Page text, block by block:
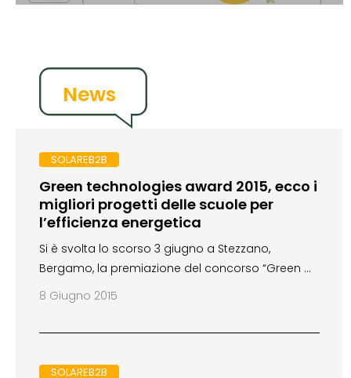
News
SOLAREB2B
Green technologies award 2015, ecco i
migliori progetti delle scuole per
l’efficienza energetica
Si è svolta lo scorso 3 giugno a Stezzano,
Bergamo, la premiazione del concorso “Green …
8 Giugno 2015
SOLAREB2B